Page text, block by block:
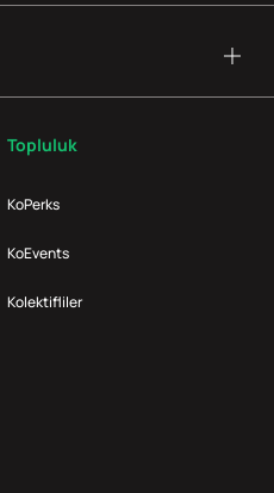
Topluluk
KoPerks
KoEvents
Kolektifliler